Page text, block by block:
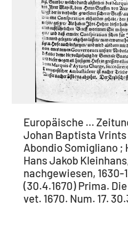
Europäische ...
Johan Baptista Vrints
Abondio Somigliano ;
Hans Jakob
nachgewiesen, 1630-
(30.4.1670) Prima.
vet. 1670. Num. 17.